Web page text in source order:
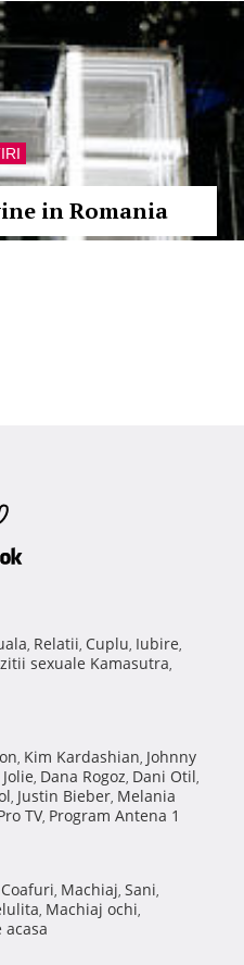
in Romania
, Relatii, Cuplu, Iubire,
sexuale Kamasutra,
, Kim Kardashian, Johnny
, Dana Rogoz, Dani Otil,
, Justin Bieber, Melania
TV, Program Antena 1
Coafuri, Machiaj, Sani,
, Machiaj ochi,
acasa